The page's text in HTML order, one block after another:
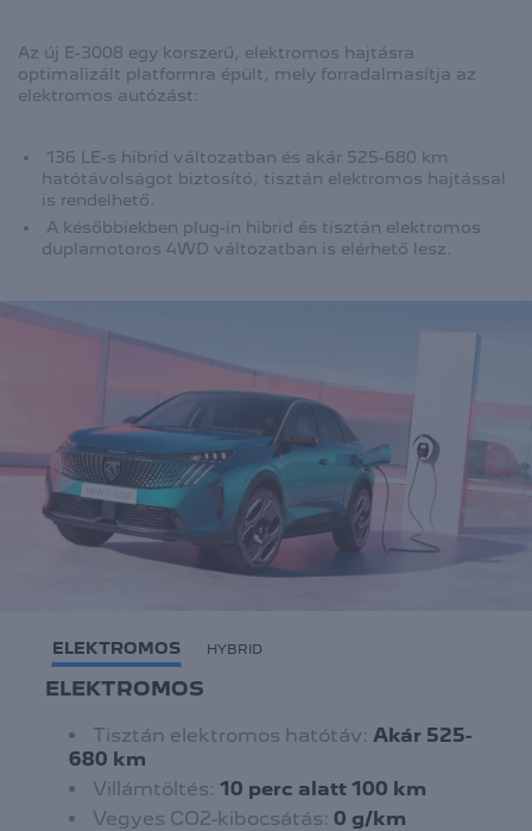
Az új E-3008 egy korszerű, elektromos hajtásra
optimalizált platformra épült, mely forradalmasítja az
elektromos autózást:
136 LE-s hibrid változatban és akár 525-680 km
hatótávolságot biztosító, tisztán elektromos hajtással
is rendelhető.
A későbbiekben plug-in hibrid és tisztán elektromos
duplamotoros 4WD változatban is elérhető lesz.
ELEKTROMOS HYBRID
ELEKTROMOS
Tisztán elektromos hatótáv:Akár 525-
680 km
Villámtöltés:10 perc alatt 100 km
Vegyes CO2-kibocsátás:0 g/km